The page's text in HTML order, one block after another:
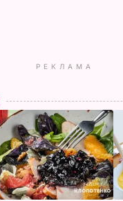
РЕКЛАМА